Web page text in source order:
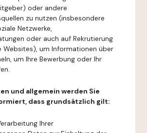
oder andere
zu nutzen (insbesondere
Netzwerke,
oder auch auf Rekrutierung
Websites), um Informationen über
um Ihre Bewerbung oder Ihr
und allgemein werden Sie
dass grundsätzlich gilt:
Ihrer